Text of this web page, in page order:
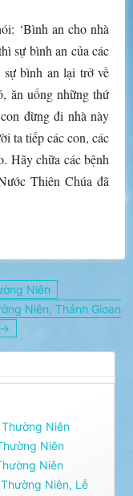
‘Bình an cho nhà
sự bình an của các
sự bình an lại trở về
ăn uống những thứ
đừng đi nhà này
ta tiếp các con, các
Hãy chữa các bệnh
Thiên Chúa đã
Niên
Niên, Thánh Gioan
→
Niên
Niên
Niên
Niên, Lễ